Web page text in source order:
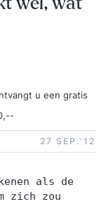
veiligheid
wet
tot
wordt
Met een 1
het
wel, wat
u een gratis
27 SEP.‘12
als de
zich zou